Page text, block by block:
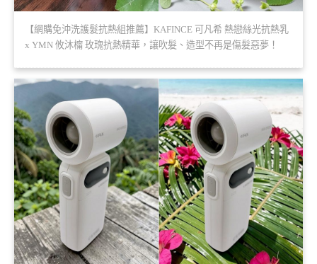
【網購免沖洗護髮抗熱組推薦】KAFINCE 可凡希 熱戀絲光抗熱乳
x YMN 攸沐橣 玫瑰抗熱精華，讓吹髮、造型不再是傷髮惡夢！